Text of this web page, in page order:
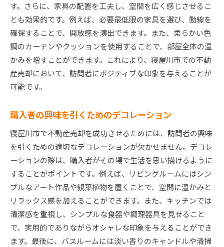
す。さらに、家具の配置を工夫し、空間を広く感じさせるこ
とも効果的です。例えば、必要最低限の家具を選び、動線を
確保することで、開放感を演出できます。また、柔らかい色
調のカーテンやクッションを使用することで、部屋全体の温
かみを増すことができます。これにより、寝屋川市での不動
産売却において、訪問者にポジティブな印象を与えることが
可能です。
購入者の興味を引くためのデコレーション
寝屋川市で不動産売却を成功させるためには、訪問者の興味
を引くための適切なデコレーションが欠かせません。デコレ
ーションの際は、購入者がその場で生活を思い描けるように
することがポイントです。例えば、リビングルームにはシン
プルなアート作品や観葉植物を置くことで、空間に温かみと
リラックス感を加えることができます。また、キッチンでは
清潔感を重視し、シンプルな食器や調理器具を見せること
で、実用的でありながらオシャレな印象を与えることができ
ます。最後に、バスルームには淡い香りのキャンドルや清掃